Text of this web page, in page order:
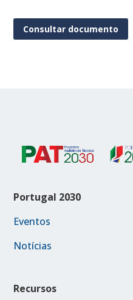
Consultar documento
Portugal 2030
Eventos
Notícias
Recursos